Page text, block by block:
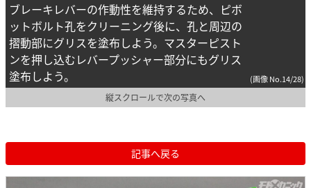
ブレーキレバーの作動性を維持するため、ピボ
ットボルト孔をクリーニング後に、孔と周辺の
摺動部にグリスを塗布しよう。マスターピスト
ンを押し込むレバープッシャー部分にもグリス
塗布しよう。
(画像 No.14/28)
縦スクロールで次の写真へ
記事へ戻る